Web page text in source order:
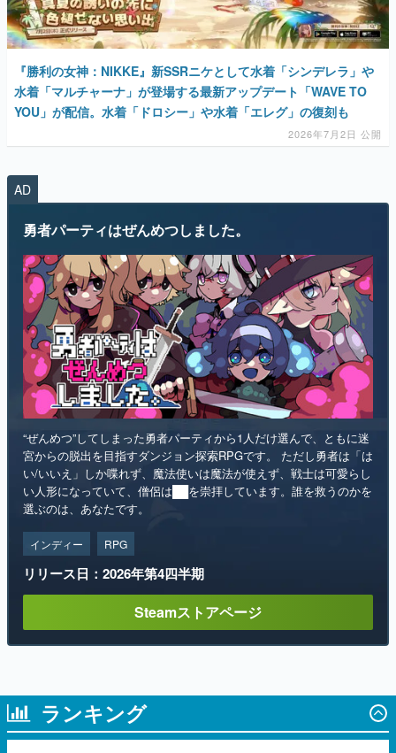
「経験値」「裏技」「ラスボス」… ゲームにまつわる言葉
の起源や用法の変遷を、コンピューター文化史研究家・タ
イニーP氏が徹底調査。
カテゴリ
特集記事
マンガ
女性向け
アプリレビュー
その他
電ファミニコゲーマーとは？
運営：株式会社マレ
『勝利の女神：NIKKE』新SSRニケとして水着「シンデレラ」や
水着「マルチャーナ」が登場する最新アップデート「WAVE TO
YOU」が配信。水着「ドロシー」や水着「エレグ」の復刻も
2026年7月2日 公開
AD
勇者パーティはぜんめつしました。
“ぜんめつ”してしまった勇者パーティから1人だけ選んで、ともに迷
宮からの脱出を目指すダンジョン探索RPGです。 ただし勇者は「は
い/いいえ」しか喋れず、魔法使いは魔法が使えず、戦士は可愛らし
い人形になっていて、僧侶は██を崇拝しています。誰を救うのかを
選ぶのは、あなたです。
インディー RPG
リリース日：2026年第4四半期
Steamストアページ
ランキング